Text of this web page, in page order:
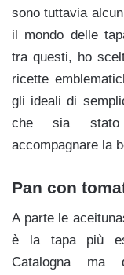
sono tuttavia
il mondo delle
tra questi, ho
ricette
gli ideali di
che sia stato
accompagnare la
Pan con
A parte le
è la tapa più
Catalogna ma